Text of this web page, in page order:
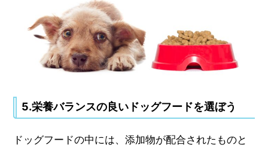
5.栄養バランスの良いドッグフードを選ぼう
ドッグフードの中には、添加物が配合されたものと